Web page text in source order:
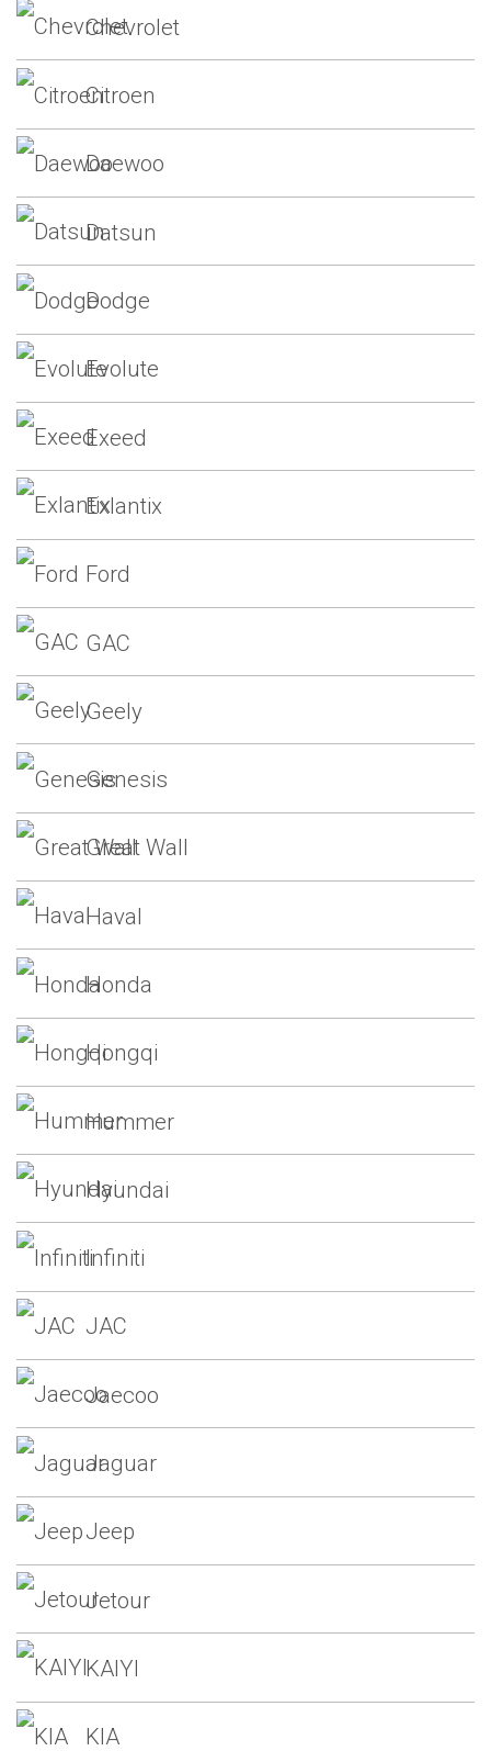
Chevrolet
Citroen
Daewoo
Datsun
Dodge
Evolute
Exeed
Exlantix
Ford
GAC
Geely
Genesis
Great Wall
Haval
Honda
Hongqi
Hummer
Hyundai
Infiniti
JAC
Jaecoo
Jaguar
Jeep
Jetour
KAIYI
KIA